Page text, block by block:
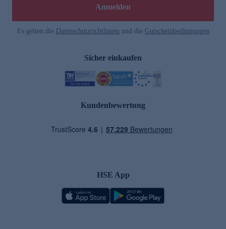
Anmelden
Es gelten die Datenschutzrichtlinien und die Gutscheinbedingungen
Sicher einkaufen
Kundenbewertung
HSE App